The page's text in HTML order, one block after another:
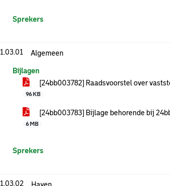
Sprekers
1.03.01 Algemeen
Bijlagen
[24bb003782] Raadsvoorstel over
96 KB
[24bb003783] Bijlage behorende bij
6 MB
Sprekers
1.03.02